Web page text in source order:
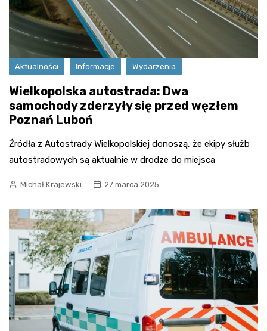
Aktualności Informacje Wydarzenia
Wielkopolska autostrada: Dwa
samochody zderzyły się przed węzłem
Poznań Luboń
Źródła z Autostrady Wielkopolskiej donoszą, że ekipy służb
autostradowych są aktualnie w drodze do miejsca
Michał Krajewski 27 marca 2025